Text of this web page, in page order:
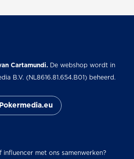
Cartamundi. De webshop wordt in
B.V. (NL8616.81.654.B01) beheerd.
Pokermedia.eu
met ons samenwerken?